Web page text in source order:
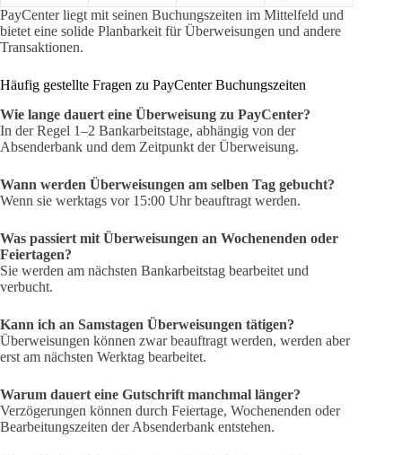
PayCenter liegt mit seinen Buchungszeiten im Mittelfeld und
bietet eine solide Planbarkeit für Überweisungen und andere
Transaktionen.
Häufig gestellte Fragen zu PayCenter Buchungszeiten
Wie lange dauert eine Überweisung zu PayCenter?
In der Regel 1–2 Bankarbeitstage, abhängig von der
Absenderbank und dem Zeitpunkt der Überweisung.
Wann werden Überweisungen am selben Tag gebucht?
Wenn sie werktags vor 15:00 Uhr beauftragt werden.
Was passiert mit Überweisungen an Wochenenden oder
Feiertagen?
Sie werden am nächsten Bankarbeitstag bearbeitet und
verbucht.
Kann ich an Samstagen Überweisungen tätigen?
Überweisungen können zwar beauftragt werden, werden aber
erst am nächsten Werktag bearbeitet.
Warum dauert eine Gutschrift manchmal länger?
Verzögerungen können durch Feiertage, Wochenenden oder
Bearbeitungszeiten der Absenderbank entstehen.